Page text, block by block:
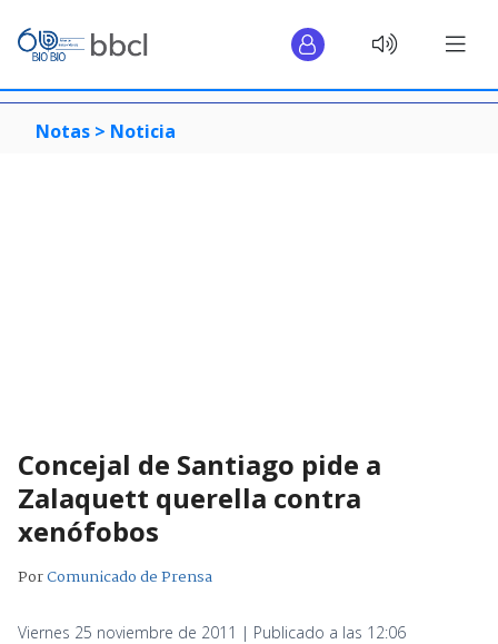
Notas > Noticia
Concejal de Santiago pide a
Zalaquett querella contra
xenófobos
PorComunicado de Prensa
Viernes 25 noviembre de 2011 | Publicado a las 12:06